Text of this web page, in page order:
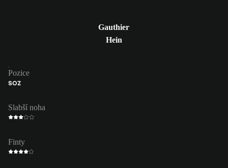
Gauthier
Hein
Pozice
SOZ
Slabší noha
Finty